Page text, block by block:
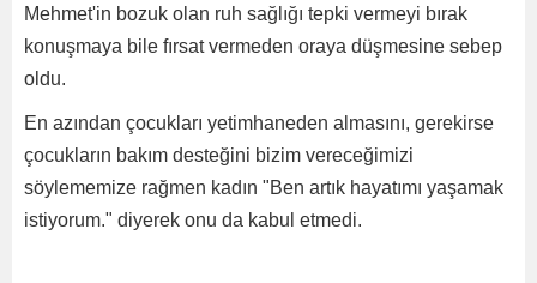
Mehmet'in bozuk olan ruh sağlığı tepki vermeyi bırak
konuşmaya bile fırsat vermeden oraya düşmesine sebep
oldu.
En azından çocukları yetimhaneden almasını, gerekirse
çocukların bakım desteğini bizim vereceğimizi
söylememize rağmen kadın "Ben artık hayatımı yaşamak
istiyorum." diyerek onu da kabul etmedi.